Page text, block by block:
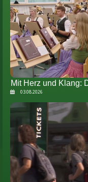
Mit Herz und Klang:
03.08.2026